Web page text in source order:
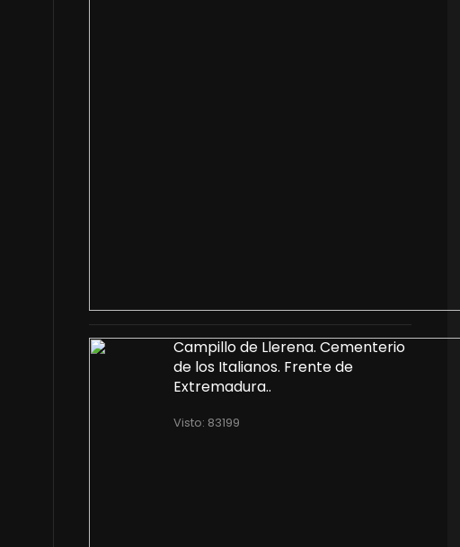
Campillo de Llerena. Cementerio
de los Italianos. Frente de
Extremadura..
Visto: 83199